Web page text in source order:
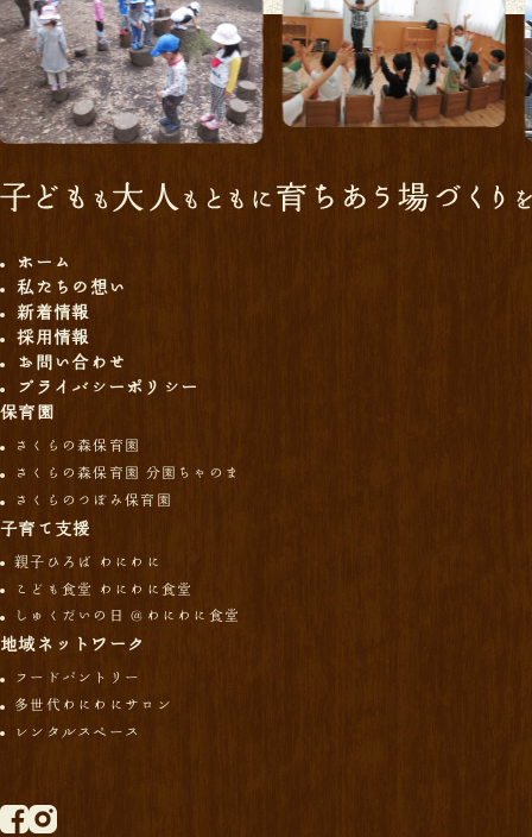
ホーム
私たちの想い
新着情報
採用情報
お問い合わせ
プライバシーポリシー
保育園
さくらの森保育園
さくらの森保育園 分園ちゃのま
さくらのつぼみ保育園
子育て支援
親子ひろば わにわに
こども食堂 わにわに食堂
しゅくだいの日 ＠わにわに食堂
地域ネットワーク
フードパントリー
多世代わにわにサロン
レンタルスペース